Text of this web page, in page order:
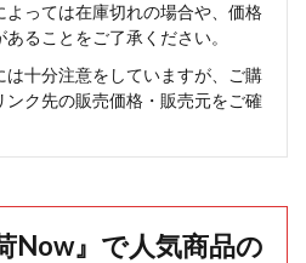
よっては在庫切れの場合や、価格
ることをご了承ください。
十分注意をしていますが、ご購
ンク先の販売価格・販売元をご確
Now』で人気商品の